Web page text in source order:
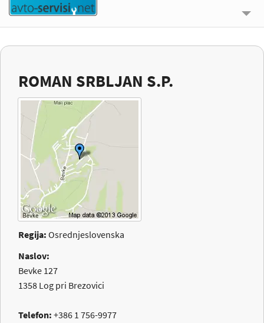
O NAS
KONTAKT
PRIJAVI SE
ROMAN SRBLJAN S.P.
Regija: Osrednjeslovenska
Naslov:
Bevke 127
1358 Log pri Brezovici
Telefon: +386 1 756-9977